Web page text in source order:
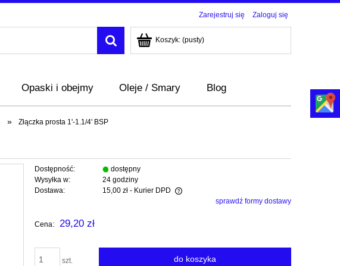
Zarejestruj się Zaloguj się
Koszyk: (pusty)
Opaski i obejmy Oleje / Smary Blog
» Złączka prosta 1'-1.1/4' BSP
Dostępność:
dostępny
Wysyłka w:
24 godziny
Dostawa:
15,00 zł - Kurier DPD
płatności
sprawdź formy dostawy
Cena: 29,20 zł
szt. do koszyka